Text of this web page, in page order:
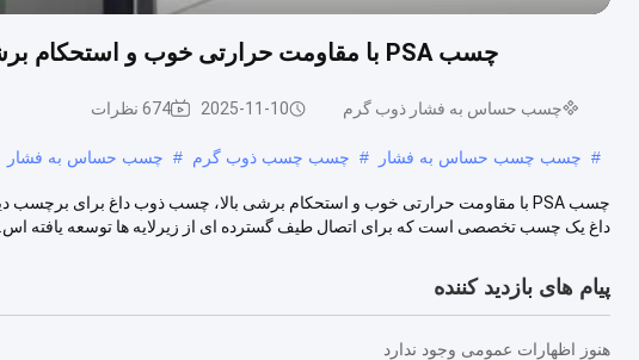
چسب PSA با مقاومت حرارتی خوب و استحکام برشی بالا، چسب ذوبی برای برچسب دیجیتال
چسب حساس به فشار ذوب گرم 2025-11-10 674 نظرات
# چسب چسب حساس به فشار # چسب چسب ذوب گرم # چسب حساس به فشار
داغ یک چسب تخصصی است که برای اتصال طیف گسترده ای از زیرلایه ها توسعه یافته اس...
پیام های بازدید کننده
هنوز اظهارات عمومی وجود ندارد